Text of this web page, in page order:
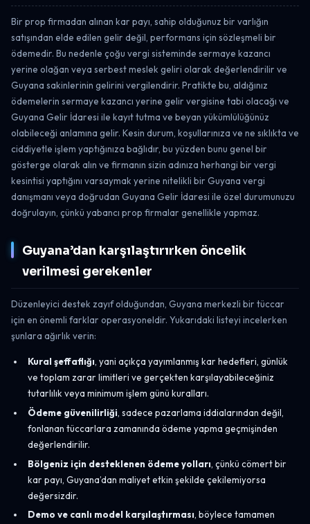
Bir prop firmadan alınan kar payı, sahip olduğunuz bir varlığın
satışından elde edilen gelir değil, performans için sözleşmeli bir
ödemedir. Bu nedenle çoğu vergi sisteminde sermaye kazancı
yerine olağan veya serbest meslek geliri olarak değerlendirilir ve
Guyana sakinlerinin gelirini vergilendirir. Pratikte bu, aldığınız
ödemelerin sermaye kazancı yerine gelir vergisine tabi olacağı ve
Guyana Gelir İdaresi ile kayıt tutma ve beyan yükümlülüğünüz
olabileceği anlamına gelir. Kesin durum, koşullarınıza ve ne sıklıkta ve
ciddiyetle işlem yaptığınıza bağlıdır, bu yüzden bunu genel bir
gösterge olarak alın ve firmanın sizin adınıza herhangi bir vergi
kesintisi yaptığını varsaymak yerine nitelikli bir Guyana vergi
danışmanı veya doğrudan Guyana Gelir İdaresi ile özel durumunuzu
doğrulayın, çünkü yabancı prop firmalar genellikle yapmaz.
Guyana’dan karşılaştırırken öncelik
verilmesi gerekenler
Düzenleyici destek zayıf olduğundan, Guyana merkezli bir tüccar
için en önemli farklar operasyoneldir. Yukarıdaki listeyi incelerken
şunlara ağırlık verin:
Kural şeffaflığı, yani açıkça yayımlanmış kar hedefleri, günlük
ve toplam zarar limitleri ve gerçekten karşılayabileceğiniz
tutarlılık veya minimum işlem günü kuralları.
Ödeme güvenilirliği, sadece pazarlama iddialarından değil,
fonlanan tüccarlara zamanında ödeme yapma geçmişinden
değerlendirilir.
Bölgeniz için desteklenen ödeme yolları, çünkü cömert bir
kar payı, Guyana’dan maliyet etkin şekilde çekilemiyorsa
değersizdir.
Demo ve canlı model karşılaştırması, böylece tamamen